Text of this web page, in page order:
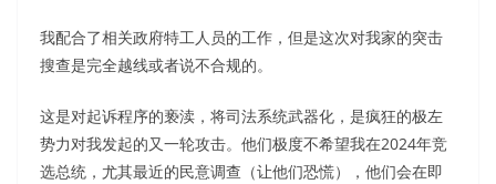
我配合了相关政府特工人员的工作，但是这次对我家的突击
搜查是完全越线或者说不合规的。
这是对起诉程序的亵渎，将司法系统武器化，是疯狂的极左
势力对我发起的又一轮攻击。他们极度不希望我在2024年竞
选总统，尤其最近的民意调查（让他们恐慌），他们会在即